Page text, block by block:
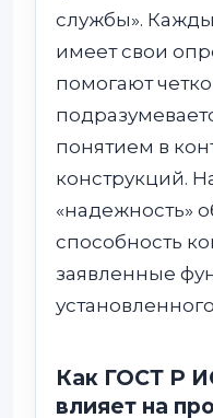
службы».
имеет свои
помогают
понятием в
конструкций.
«надежность»
способность
заявленные
Как ГОСТ Р
влияет на